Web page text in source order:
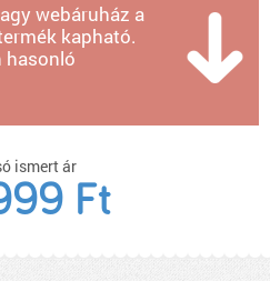
webáruház a
kapható.
hasonló
ismert ár
Ft